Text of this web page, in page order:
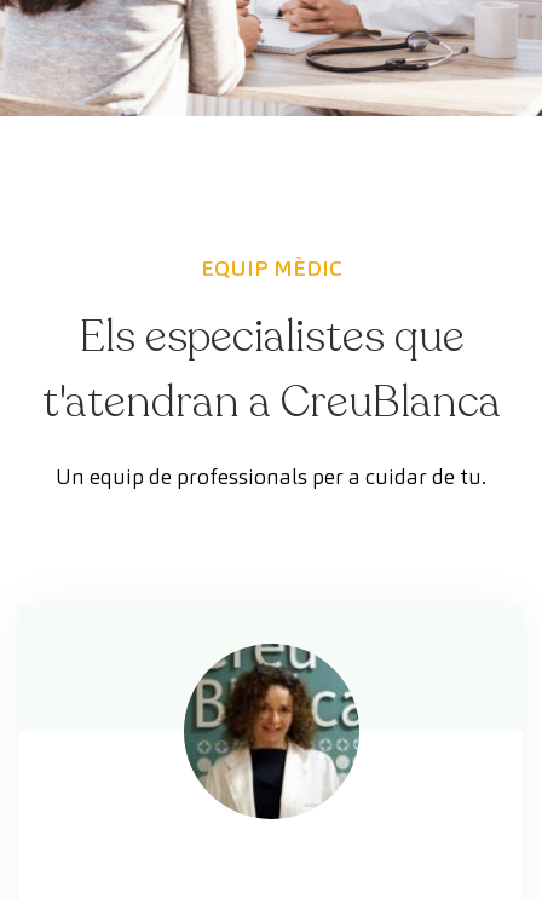
EQUIP MÈDIC
Els especialistes que
t'atendran a CreuBlanca
Un equip de professionals per a cuidar de tu.